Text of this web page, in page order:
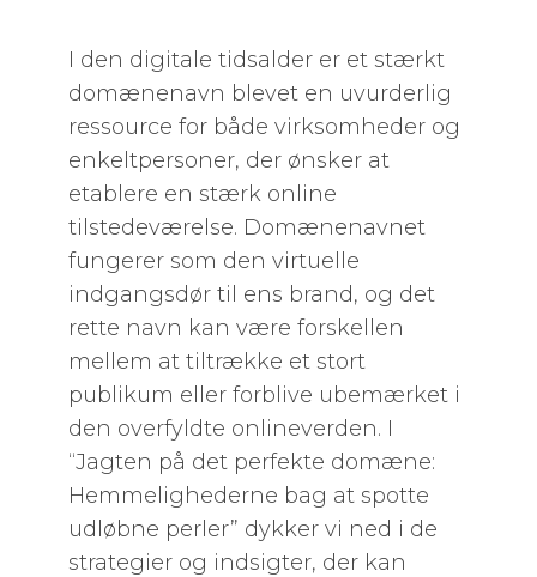
I den digitale tidsalder er et stærkt
domænenavn blevet en uvurderlig
ressource for både virksomheder og
enkeltpersoner, der ønsker at
etablere en stærk online
tilstedeværelse. Domænenavnet
fungerer som den virtuelle
indgangsdør til ens brand, og det
rette navn kan være forskellen
mellem at tiltrække et stort
publikum eller forblive ubemærket i
den overfyldte onlineverden. I
“Jagten på det perfekte domæne:
Hemmelighederne bag at spotte
udløbne perler” dykker vi ned i de
strategier og indsigter, der kan